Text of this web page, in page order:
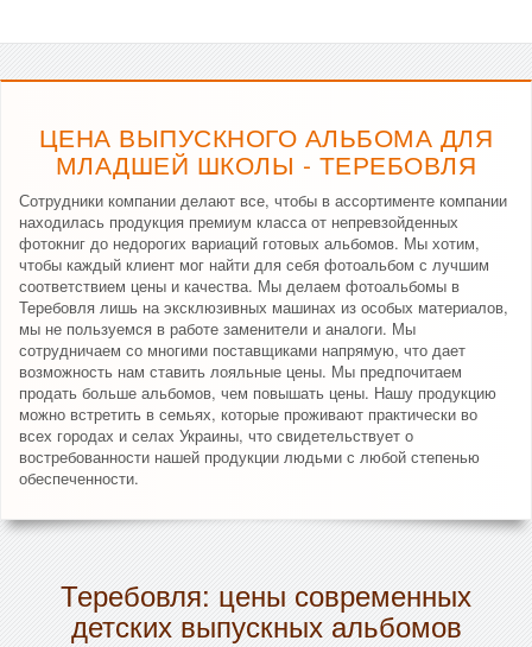
ЦЕНА ВЫПУСКНОГО АЛЬБОМА ДЛЯ
МЛАДШЕЙ ШКОЛЫ - ТЕРЕБОВЛЯ
Сотрудники компании делают все, чтобы в ассортименте компании
находилась продукция премиум класса от непревзойденных
фотокниг до недорогих вариаций готовых альбомов. Мы хотим,
чтобы каждый клиент мог найти для себя фотоальбом с лучшим
соответствием цены и качества. Мы делаем фотоальбомы в
Теребовля лишь на эксклюзивных машинах из особых материалов,
мы не пользуемся в работе заменители и аналоги. Мы
сотрудничаем со многими поставщиками напрямую, что дает
возможность нам ставить лояльные цены. Мы предпочитаем
продать больше альбомов, чем повышать цены. Нашу продукцию
можно встретить в семьях, которые проживают практически во
всех городах и селах Украины, что свидетельствует о
востребованности нашей продукции людьми с любой степенью
обеспеченности.
Теребовля: цены современных
детских выпускных альбомов